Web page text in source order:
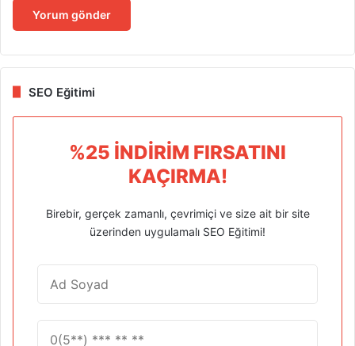
SEO Eğitimi
%25 İNDIRIM FIRSATINI
KAÇIRMA!
Birebir, gerçek zamanlı, çevrimiçi ve size ait bir site
üzerinden uygulamalı SEO Eğitimi!